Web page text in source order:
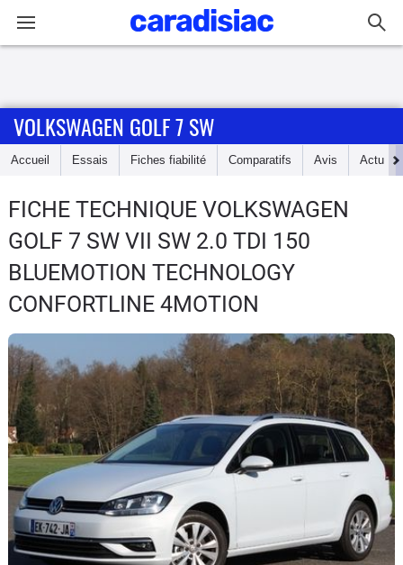
Accueil
Essais
Guide
d'achat
Electriques
Utilitaires
Flottes
Auto
Services
Forum
VOLKSWAGEN GOLF 7 SW
Accueil Essais Fiches fiabilité Comparatifs Avis Actu
FICHE TECHNIQUE VOLKSWAGEN
GOLF 7 SW VII SW 2.0 TDI 150
BLUEMOTION TECHNOLOGY
CONFORTLINE 4MOTION